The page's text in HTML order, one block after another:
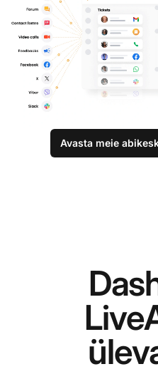
Avasta meie